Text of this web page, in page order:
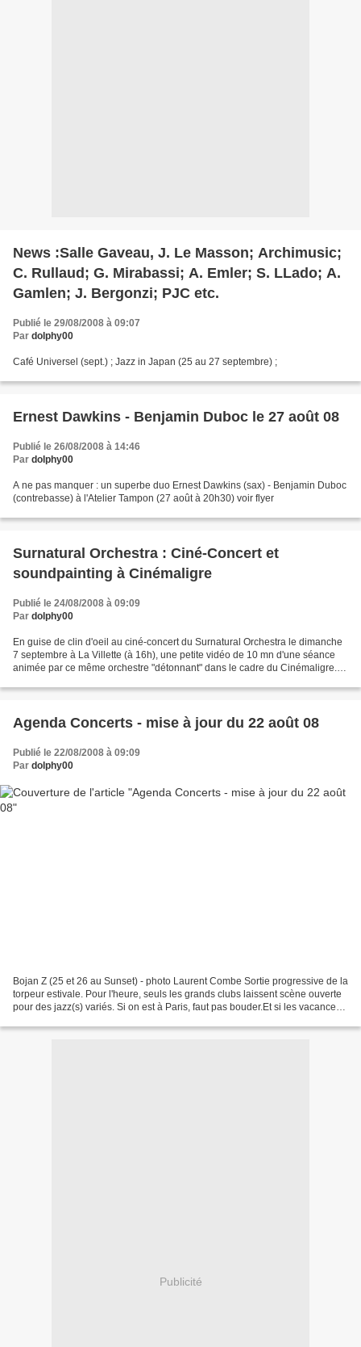
News :Salle Gaveau, J. Le Masson; Archimusic;
C. Rullaud; G. Mirabassi; A. Emler; S. LLado; A.
Gamlen; J. Bergonzi; PJC etc.
Publié le 29/08/2008 à 09:07
Par dolphy00
Café Universel (sept.) ; Jazz in Japan (25 au 27 septembre) ;
Ernest Dawkins - Benjamin Duboc le 27 août 08
Publié le 26/08/2008 à 14:46
Par dolphy00
A ne pas manquer : un superbe duo Ernest Dawkins (sax) - Benjamin Duboc
(contrebasse) à l'Atelier Tampon (27 août à 20h30) voir flyer
Surnatural Orchestra : Ciné-Concert et
soundpainting à Cinémaligre
Publié le 24/08/2008 à 09:09
Par dolphy00
En guise de clin d'oeil au ciné-concert du Surnatural Orchestra le dimanche
7 septembre à La Villette (à 16h), une petite vidéo de 10 mn d'une séance
animée par ce même orchestre "détonnant" dans le cadre du Cinémaligre. "
Agenda Concerts - mise à jour du 22 août 08
Publié le 22/08/2008 à 09:09
Par dolphy00
Bojan Z (25 et 26 au Sunset) - photo Laurent Combe Sortie progressive de la
torpeur estivale. Pour l'heure, seuls les grands clubs laissent scène ouverte
pour des jazz(s) variés. Si on est à Paris, faut pas bouder.Et si les vacances
Publicité